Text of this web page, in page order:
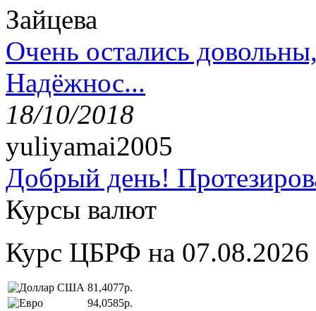
Зайцева
Очень остались
Надёжнос...
18/10/2018
yuliyamai2005
Добрый день!
Курсы валют
Курс ЦБРФ на 07.08.2026
81,4077р.
94,0585р.